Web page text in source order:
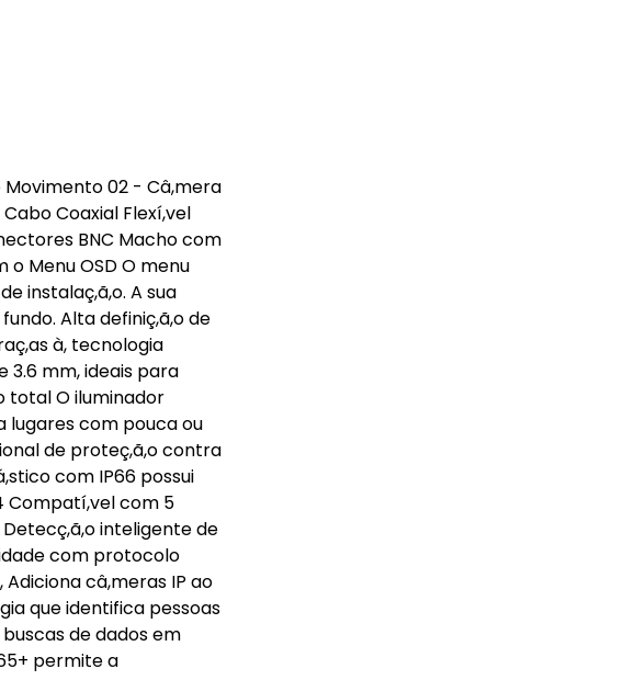
Movimento 02 - Câ,mera
Cabo Coaxial Flexí,vel
BNC Macho com
Menu OSD O menu
instalaç,ã,o. A sua
Alta definiç,ã,o de
à, tecnologia
3.6 mm, ideais para
total O iluminador
lugares com pouca ou
de proteç,ã,o contra
com IP66 possui
Compatí,vel com 5
Detecç,ã,o inteligente de
com protocolo
Adiciona câ,meras IP ao
que identifica pessoas
de dados em
permite a